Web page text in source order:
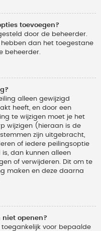
toevoegen?
door de beheerder.
dan het toegestane
beheerder.
alleen gewijzigd
heeft, en door een
te wijzigen moet je het
wijzigen (hieraan is de
zijn uitgebracht,
of iedere peilingsoptie
dan kunnen alleen
of verwijderen. Dit om te
maken en deze daarna
openen?
voor bepaalde